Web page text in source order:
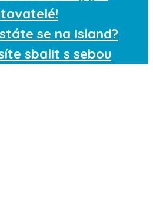
se na Island?
sbalit s sebou